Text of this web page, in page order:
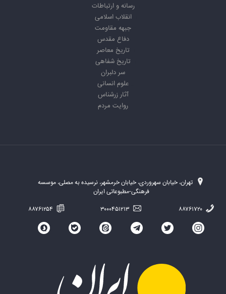
رسانه و ارتباطات
انقلاب اسلامی
جبهه مقاومت
دفاع مقدس
تاریخ معاصر
تاریخ شفاهی
سر دلبران
علوم انسانی
آثار زرشناس
روایت مردم
تهران، خیابان سهروردی، خیابان خرمشهر، نرسیده به مصلی، موسسه
فرهنگی-مطبوعاتی ایران